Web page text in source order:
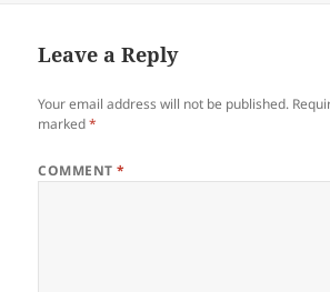
Leave a Reply
Your email address will not be published.
marked*
COMMENT*